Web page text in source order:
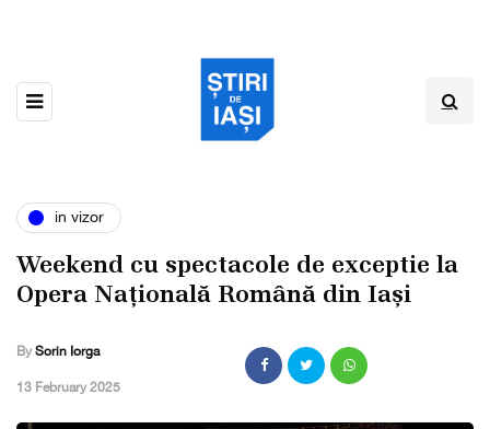
in vizor
Weekend cu spectacole de exceptie la
Opera Națională Română din Iași
By Sorin Iorga
,13 February 2025